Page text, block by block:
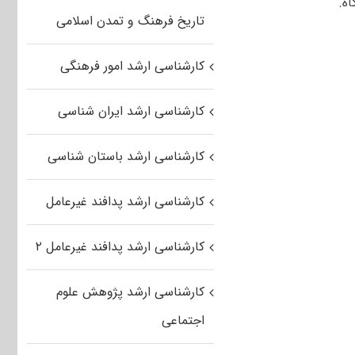
تاریخ فرهنگ و تمدن اسلامی
کارشناسی ارشد امور فرهنگی
کارشناسی ارشد ایران شناسی
کارشناسی ارشد باستان شناسی
کارشناسی ارشد پدافند غیرعامل
کارشناسی ارشد پدافند غیرعامل ۲
کارشناسی ارشد پژوهش علوم
اجتماعی